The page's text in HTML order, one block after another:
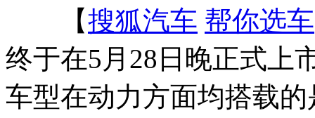
【搜狐汽车 帮你选车
终于在5月28日晚正式上
车型在动力方面均搭载